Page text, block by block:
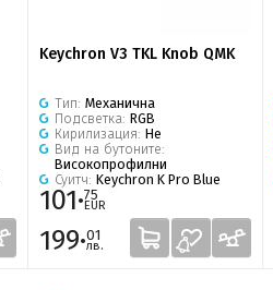
Keychron V3 TKL Knob QMK
Тип: Механична
Подсветка: RGB
Кирилизация: Не
Вид на бутоните:
Високопрофилни
Суитч: Keychron K Pro Blue
101·75
EUR
199·01
лв.